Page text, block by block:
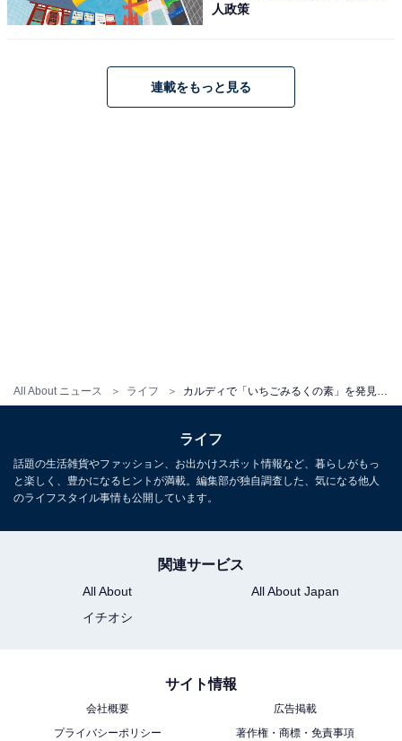
All About ニュース ライフ
早速作ってみました。今回は豆乳を使いましたが、混ぜ
ないでいると、下の部分に「牛乳でつくる いちごみるく
人政策
連載をもっと見る
ライフ
話題の生活雑貨やファッション、お出かけスポット情報など、暮らしがもっ
と楽しく、豊かになるヒントが満載。編集部が独自調査した、気になる他人
のライフスタイル事情も公開しています。
関連サービス
All About
All About Japan
イチオシ
サイト情報
会社概要
広告掲載
プライバシーポリシー
著作権・商標・免責事項